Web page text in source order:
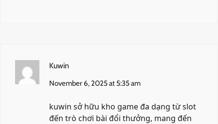
Kuwin
November 6, 2025 at 5:35 am
kuwin sở hữu kho game đa dạng từ slot
đến trò chơi bài đổi thưởng, mang đến